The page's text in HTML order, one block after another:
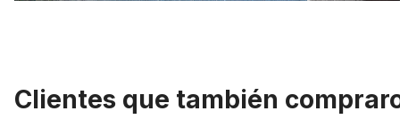
Clientes que también